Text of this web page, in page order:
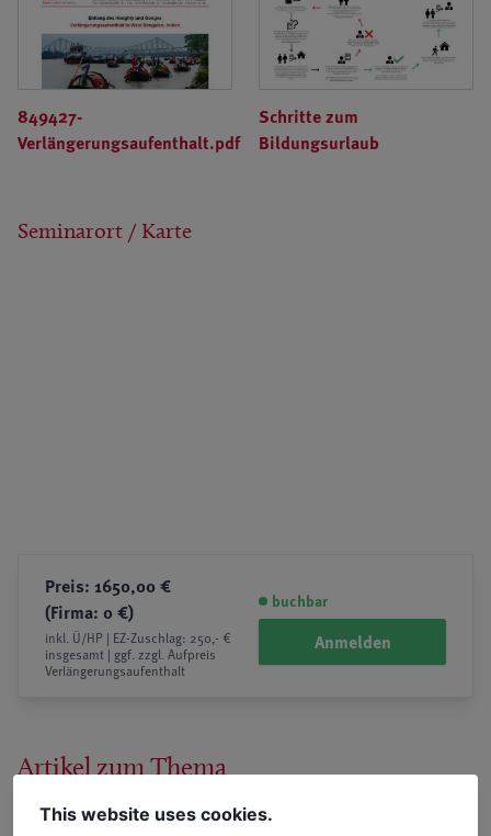
849427-
Verlängerungsaufenthalt.pdf
Schritte zum
Bildungsurlaub
Seminarort / Karte
Preis: 1650,00 €
(Firma: 0 €)
inkl. Ü/HP | EZ-Zuschlag: 250,- €
insgesamt | ggf. zzgl. Aufpreis
Verlängerungsaufenthalt
buchbar
Anmelden
Artikel zum Thema
This website uses cookies.